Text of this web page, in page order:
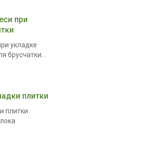
при
укладке
брусчатки...
плитки
плитки